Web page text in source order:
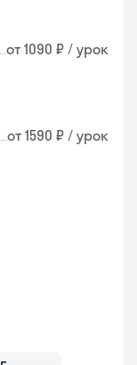
от 1090 ₽ / урок
от 1590 ₽ / урок